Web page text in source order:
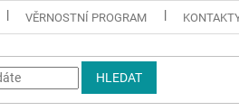
VĚRNOSTNÍ PROGRAM
HLEDAT